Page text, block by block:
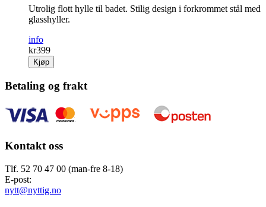
Utrolig flott hylle til badet. Stilig design i forkrommet stål med
glasshyller.
info
kr399
Kjøp
Betaling og frakt
Kontakt oss
Tlf. 52 70 47 00 (man-fre 8-18)
E-post:
nytt@nyttig.no